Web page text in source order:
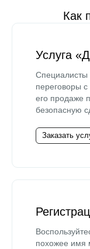
Как
Услуга
Специалисты
переговоры
его продаже
безопасную
Заказать
похожее имя